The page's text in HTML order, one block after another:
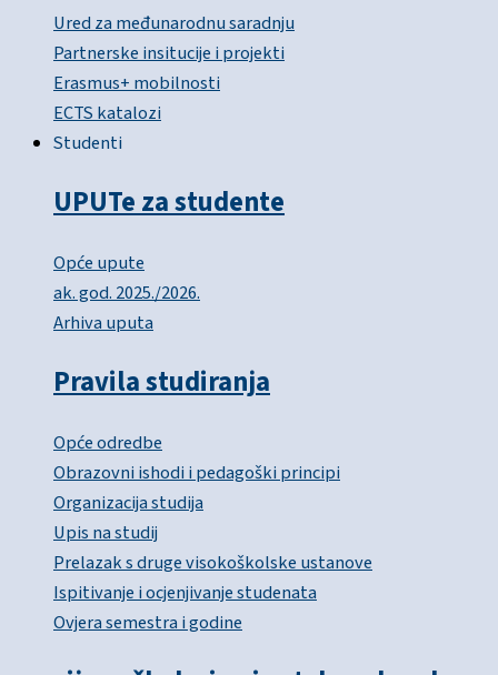
Ured za međunarodnu saradnju
Partnerske insitucije i projekti
Erasmus+ mobilnosti
ECTS katalozi
Studenti
UPUTe za studente
Opće upute
ak. god. 2025./2026.
Arhiva uputa
Pravila studiranja
Opće odredbe
Obrazovni ishodi i pedagoški principi
Organizacija studija
Upis na studij
Prelazak s druge visokoškolske ustanove
Ispitivanje i ocjenjivanje studenata
Ovjera semestra i godine